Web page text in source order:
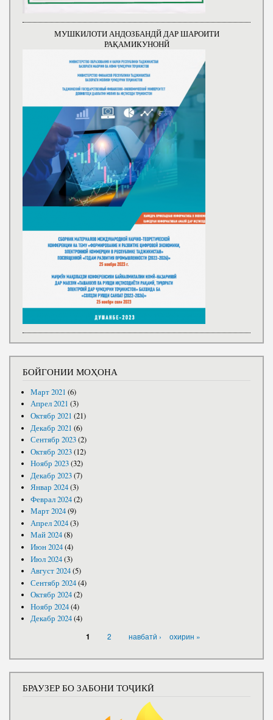
МУШКИЛОТИ АНДОЗБАНДЙ ДАР ШАРОИТИ
РАҚАМИКУНОНЙ
БОЙГОНИИ МОҲОНА
Март 2021 (6)
Апрел 2021 (3)
Октябр 2021 (21)
Декабр 2021 (6)
Сентябр 2023(2)
Октябр 2023(12)
Ноябр 2023(32)
Декабр 2023(7)
Январ 2024(3)
Феврал 2024(2)
Март 2024(9)
Апрел 2024(3)
Май 2024(8)
Июн 2024(4)
Июл 2024(3)
Август 2024(5)
Сентябр 2024(4)
Октябр 2024(2)
Ноябр 2024(4)
Декабр 2024(4)
1 2 навбатӣ › охирин »
БРАУЗЕР БО ЗАБОНИ ТОҶИКӢ